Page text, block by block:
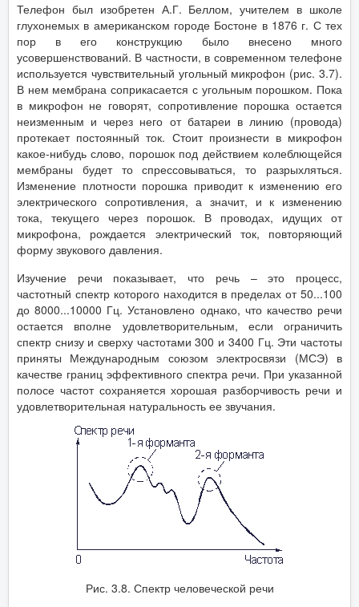
Телефон был изобретен А.Г. Беллом, учителем в школе
глухонемых в американском городе Бостоне в 1876 г. С тех
пор в его конструкцию было внесено много
усовершенствований. В частности, в современном телефоне
используется чувствительный угольный микрофон (рис. 3.7).
В нем мембрана соприкасается с угольным порошком. Пока
в микрофон не говорят, сопротивление порошка остается
неизменным и через него от батареи в линию (провода)
протекает постоянный ток. Стоит произнести в микрофон
какое-нибудь слово, порошок под действием колеблющейся
мембраны будет то спрессовываться, то разрыхляться.
Изменение плотности порошка приводит к изменению его
электрического сопротивления, а значит, и к изменению
тока, текущего через порошок. В проводах, идущих от
микрофона, рождается электрический ток, повторяющий
форму звукового давления.
Изучение речи показывает, что речь – это процесс,
частотный спектр которого находится в пределах от 50...100
до 8000...10000 Гц. Установлено однако, что качество речи
остается вполне удовлетворительным, если ограничить
спектр снизу и сверху частотами 300 и 3400 Гц. Эти частоты
приняты Международным союзом электросвязи (МСЭ) в
качестве границ эффективного спектра речи. При указанной
полосе частот сохраняется хорошая разборчивость речи и
удовлетворительная натуральность ее звучания.
Рис. 3.8. Спектр человеческой речи